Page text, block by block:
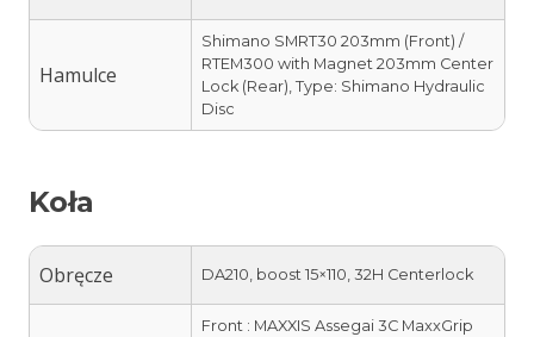
Hamulce
Shimano SMRT30 203mm (Front) /
RTEM300 with Magnet 203mm Center
Lock (Rear), Type: Shimano Hydraulic
Disc
Koła
Obręcze DA210, boost 15×110, 32H Centerlock
Front : MAXXIS Assegai 3C MaxxGrip